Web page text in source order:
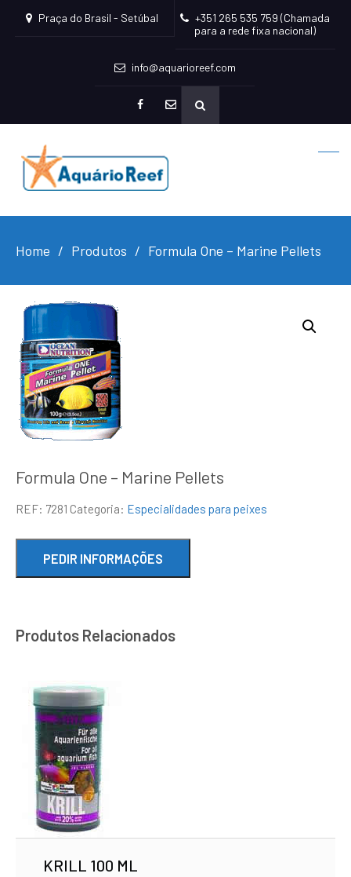
Praça do Brasil - Setúbal
+351 265 535 759 (Chamada
para a rede fixa nacional)
info@aquarioreef.com
mailto
Home Produtos Formula One – Marine Pellets
Formula One – Marine Pellets
REF: 7281 Categoria: Especialidades para peixes
Produtos Relacionados
KRILL 100 ML